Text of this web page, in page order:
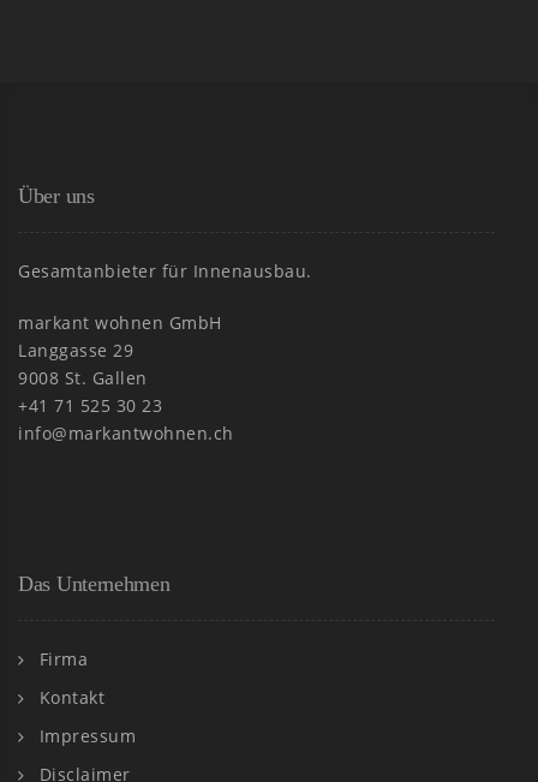
Über uns
Gesamtanbieter für Innenausbau.
markant wohnen GmbH
Langgasse 29
9008 St. Gallen
+41 71 525 30 23
info@markantwohnen.ch
Das Unternehmen
Firma
Kontakt
Impressum
Disclaimer